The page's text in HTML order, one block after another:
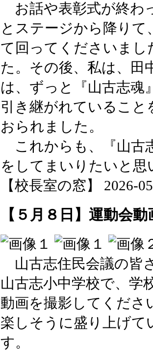
お話や表彰式が終わ
とステージから降りて
て回ってくださいまし
た。その後、私は、田
は、ずっと『山古志魂
引き継がれているこ
おられました。
これからも、『山古
をしてまいりたいと思
【校長室の窓】 2026-
【５月８日】運動会
山古志住民会議の皆
山古志小中学校で、学
動画を撮影してくださ
楽しそうに盛り上げて
す。